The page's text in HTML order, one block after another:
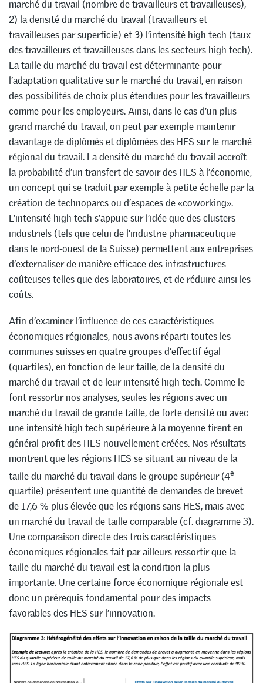
marché du travail (nombre de travailleurs et travailleuses),
2) la densité du marché du travail (travailleurs et
travailleuses par superficie) et 3) l’intensité high tech (taux
des travailleurs et travailleuses dans les secteurs high tech).
La taille du marché du travail est déterminante pour
l’adaptation qualitative sur le marché du travail, en raison
des possibilités de choix plus étendues pour les travailleurs
comme pour les employeurs. Ainsi, dans le cas d’un plus
grand marché du travail, on peut par exemple maintenir
davantage de diplômés et diplômées des HES sur le marché
régional du travail. La densité du marché du travail accroît
la probabilité d’un transfert de savoir des HES à l’économie,
un concept qui se traduit par exemple à petite échelle par la
création de technoparcs ou d’espaces de «coworking».
L’intensité high tech s’appuie sur l’idée que des clusters
industriels (tels que celui de l’industrie pharmaceutique
dans le nord-ouest de la Suisse) permettent aux entreprises
d’externaliser de manière efficace des infrastructures
coûteuses telles que des laboratoires, et de réduire ainsi les
coûts.
Afin d’examiner l’influence de ces caractéristiques
économiques régionales, nous avons réparti toutes les
communes suisses en quatre groupes d’effectif égal
(quartiles), en fonction de leur taille, de la densité du
marché du travail et de leur intensité high tech. Comme le
font ressortir nos analyses, seules les régions avec un
marché du travail de grande taille, de forte densité ou avec
une intensité high tech supérieure à la moyenne tirent en
général profit des HES nouvellement créées. Nos résultats
montrent que les régions HES se situant au niveau de la
taille du marché du travail dans le groupe supérieur (4e
quartile) présentent une quantité de demandes de brevet
de 17,6 % plus élevée que les régions sans HES, mais avec
un marché du travail de taille comparable (cf. diagramme 3).
Une comparaison directe des trois caractéristiques
économiques régionales fait par ailleurs ressortir que la
taille du marché du travail est la condition la plus
importante. Une certaine force économique régionale est
donc un prérequis fondamental pour des impacts
favorables des HES sur l’innovation.